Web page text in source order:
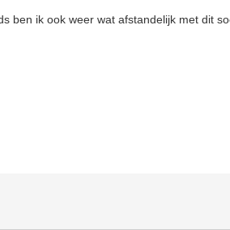
ben ik ook weer wat afstandelijk met dit